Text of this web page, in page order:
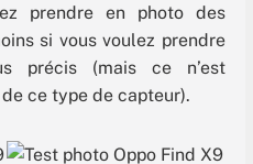
prendre en photo des
si vous voulez prendre
précis (mais ce n’est
ce type de capteur).